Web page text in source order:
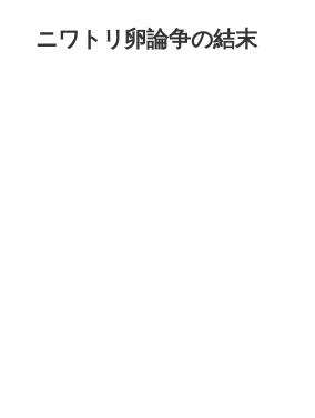
ニワトリ卵論争の結末